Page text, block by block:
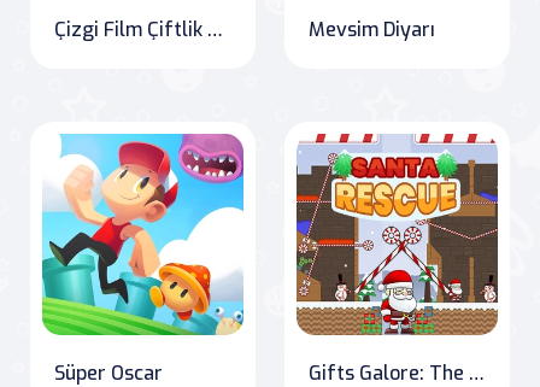
Çizgi Film Çiftlik Gizli Yıldızlar Mevsim Diyarı
Süper Oscar Gifts Galore: The Santa Rescue Adventure